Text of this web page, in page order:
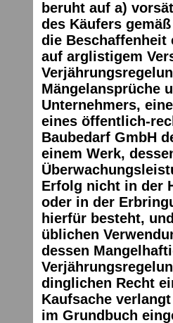
beruht auf a)
des Käufers
die Beschaffenheit
auf arglistigem
Mängelansprüche
Unternehmers,
eines öffentlich-
Baubedarf GmbH
einem Werk,
Erfolg nicht in der
oder in der
hierfür besteht,
üblichen
dessen
dinglichen Recht
Kaufsache
im Grundbuch